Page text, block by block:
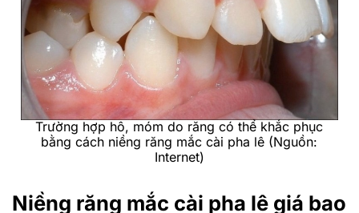
Trường hợp hô, móm do răng có thể khắc phục
bằng cách niềng răng mắc cài pha lê (Nguồn:
Internet)
Niềng răng mắc cài pha lê giá bao